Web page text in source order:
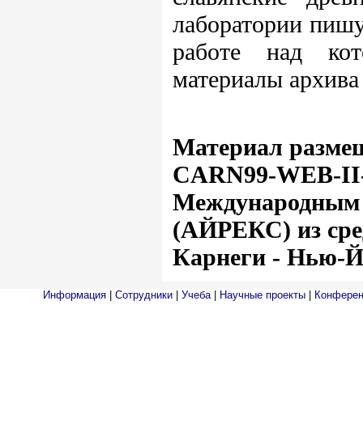
лаборатории
работе над
материалы
Материал
СARN99-WEB-
Международным
(АЙРЕКС) из
Карнеги - Нью-
Информация Сотрудники Учеба| Научные проекты